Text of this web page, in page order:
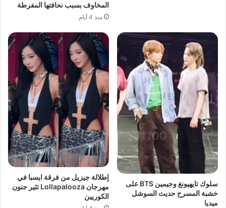
المخاوف بسبب نحافتها المفرطة
منذ 4 أيام
سلوك تايهيونغ وجيمين BTS على
خشبة المسرح حديث السوشل
ميديا
إطلالة جيزيل من فرقة ايسبا في
مهرجان Lollapalooza تثير جنون
الكوريين